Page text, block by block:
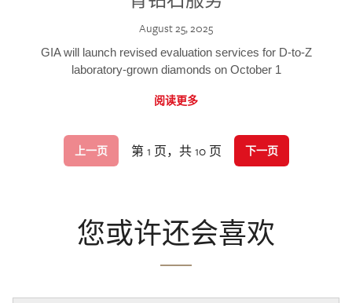
August 25, 2025
GIA will launch revised evaluation services for D-to-Z
laboratory-grown diamonds on October 1
阅读更多
上一页 第 1 页，共 10 页 下一页
您或许还会喜欢